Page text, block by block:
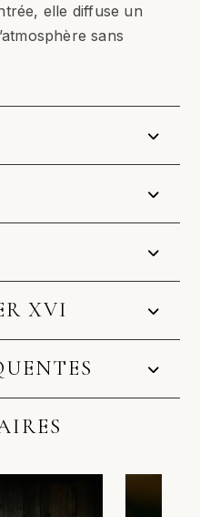
elle diffuse un
sans
XVI